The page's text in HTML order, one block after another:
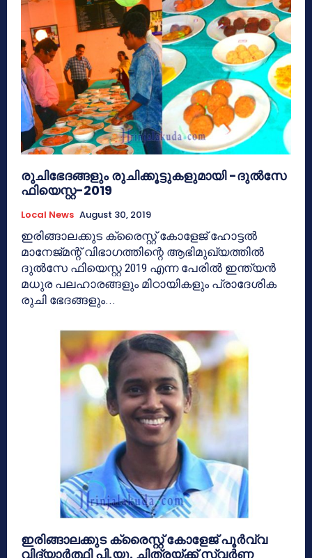
രുചിഭേദങ്ങളും രുചിക്കൂട്ടുകളുമായി -ദുല്‍സേ
ഫിയെസ്റ്റ-2019
Local News August 30, 2019
ഇരിങ്ങാലക്കുട ക്രൈസ്റ്റ് കോളേജ് ഹോട്ടല്‍
മാനേജ്മന്റ് വിഭാഗത്തിന്റെ ആഭിമുഖ്യത്തില്‍
ദുല്‍സേ ഫിയെസ്റ്റ 2019 എന്ന പേരില്‍ ഇന്ത്യന്‍
മധുര പലഹാരങ്ങളും മിഠായികളും പ്രാദേശിക
രുചി ഭേദങ്ങളും...
ഇരിങ്ങാലക്കുട ക്രൈസ്റ്റ് കോളേജ് പൂര്‍വ്വ
വിദ്യാര്‍ത്ഥി പി.യു. ചിത്രയ്ക്ക് സ്വര്‍ണ്ണ